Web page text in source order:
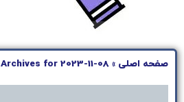
صفحه اصلی »
Archives for 2023-11-08